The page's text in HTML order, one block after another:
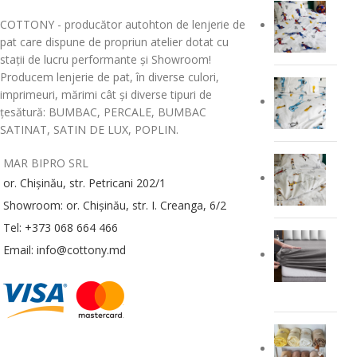
COTTONY - producător autohton de lenjerie de
pat care dispune de propriun atelier dotat cu
stații de lucru performante și Showroom!
Producem lenjerie de pat, în diverse culori,
imprimeuri, mărimi cât și diverse tipuri de
țesătură: BUMBAC, PERCALE, BUMBAC
SATINAT, SATIN DE LUX, POPLIN.
MAR BIPRO SRL
or. Chișinău, str. Petricani 202/1
Showroom: or. Chișinău, str. I. Creanga, 6/2
Tel: +373 068 664 466
Email: info@cottony.md